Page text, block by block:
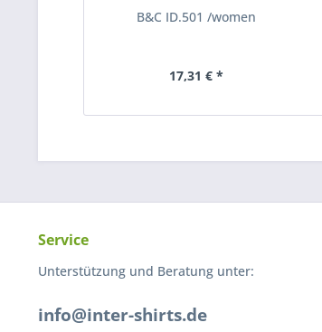
B&C ID.501 /women
17,31 € *
Service
Unterstützung und Beratung unter:
info@inter-shirts.de